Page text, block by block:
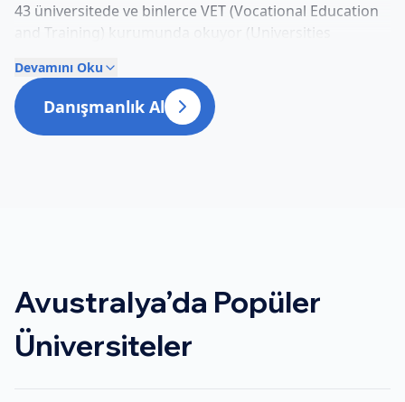
43 üniversitede ve binlerce VET (Vocational Education
and Training) kurumunda okuyor (Universities
QS 2026 Top 50
sıralamasında
üniversitesi: Melbourne #13, Sydney #18, UNSW #19,
ANU #30, Monash #37, Queensland #40, UWA #72. Bu,
Ortalama tuition AUD $35-45K/yıl, mühendislik + tıp +
işletme AUD $50-90K. Mart ve Temmuz başlangıçları
(yerli iklim ile farklı semester takvimi).
Devamını Oku
Danışmanlık Al
Avustralya’da Popüler
Üniversiteler